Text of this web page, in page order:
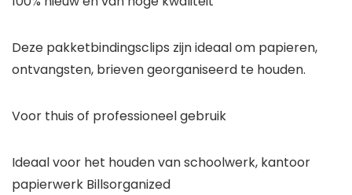
Deze pakketbindingsclips zijn ideaal om papieren,
ontvangsten, brieven georganiseerd te houden.
Voor thuis of professioneel gebruik
Ideaal voor het houden van schoolwerk, kantoor
papierwerk Billsorganized